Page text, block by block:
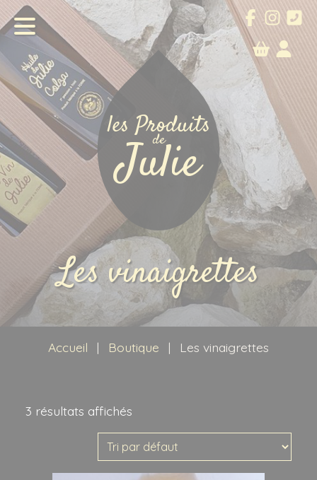
les Produits
de
Julie
Notre exploitation
Commander
Agenda
Idées recette
pour :
les Produits
de
Julie
Les vinaigrettes
Accueil | Boutique | Les vinaigrettes
3 résultats affichés